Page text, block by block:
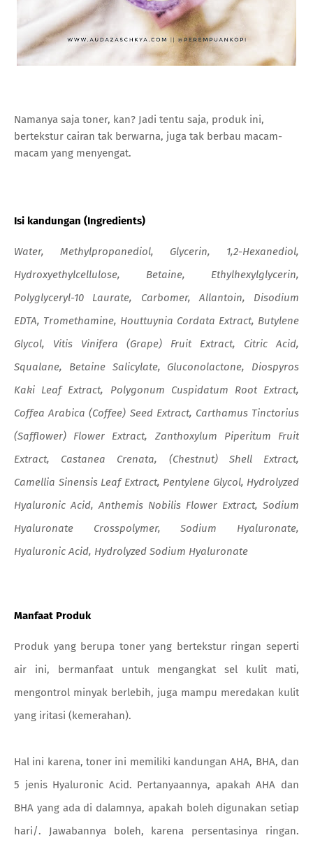
Namanya saja toner, kan? Jadi tentu saja, produk ini,
bertekstur cairan tak berwarna, juga tak berbau macam-
macam yang menyengat.
Isi kandungan (Ingredients)
Water, Methylpropanediol, Glycerin, 1,2-Hexanediol,
Hydroxyethylcellulose, Betaine, Ethylhexylglycerin,
Polyglyceryl-10 Laurate, Carbomer, Allantoin, Disodium
EDTA, Tromethamine, Houttuynia Cordata Extract, Butylene
Glycol, Vitis Vinifera (Grape) Fruit Extract, Citric Acid,
Squalane, Betaine Salicylate, Gluconolactone, Diospyros
Kaki Leaf Extract, Polygonum Cuspidatum Root Extract,
Coffea Arabica (Coffee) Seed Extract, Carthamus Tinctorius
(Safflower) Flower Extract, Zanthoxylum Piperitum Fruit
Extract, Castanea Crenata, (Chestnut) Shell Extract,
Camellia Sinensis Leaf Extract, Pentylene Glycol, Hydrolyzed
Hyaluronic Acid, Anthemis Nobilis Flower Extract, Sodium
Hyaluronate Crosspolymer, Sodium Hyaluronate,
Hyaluronic Acid, Hydrolyzed Sodium Hyaluronate
Manfaat Produk
Produk yang berupa toner yang bertekstur ringan seperti
air ini, bermanfaat untuk mengangkat sel kulit mati,
mengontrol minyak berlebih, juga mampu meredakan kulit
yang iritasi (kemerahan).
Hal ini karena, toner ini memiliki kandungan AHA, BHA, dan
5 jenis Hyaluronic Acid. Pertanyaannya, apakah AHA dan
BHA yang ada di dalamnya, apakah boleh digunakan setiap
hari/. Jawabannya boleh, karena persentasinya ringan.